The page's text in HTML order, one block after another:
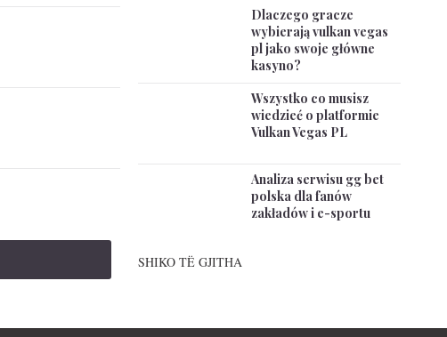
Dlaczego gracze
wybierają vulkan vegas
pl jako swoje główne
kasyno?
Wszystko co musisz
wiedzieć o platformie
Vulkan Vegas PL
Analiza serwisu gg bet
polska dla fanów
zakładów i e-sportu
SHIKO TË GJITHA